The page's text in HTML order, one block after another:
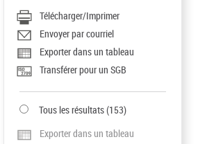
Télécharger/Imprimer
Envoyer par courriel
Exporter dans un tableau
Transférer pour un SGB
Tous les résultats(153)
Exporter dans un tableau